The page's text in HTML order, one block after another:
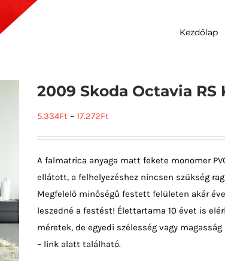
Kezdőlap
2009 Skoda Octavia RS
5.334Ft – 17.272Ft
A falmatrica anyaga matt fekete monomer
ellátott, a felhelyezéshez nincsen szükség
Megfelelő minőségű festett felületen akár
leszedné a festést! Élettartama 10 évet is
méretek, de egyedi szélesség vagy
– link alatt található.